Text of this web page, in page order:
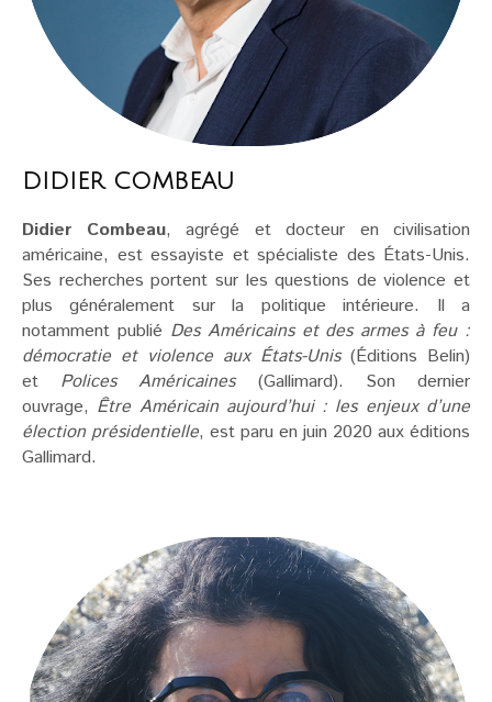
DIDIER COMBEAU
Didier Combeau, agrégé et docteur en civilisation
américaine, est essayiste et spécialiste des États-Unis.
Ses recherches portent sur les questions de violence et
plus généralement sur la politique intérieure. Il a
notamment publié Des Américains et des armes à feu :
démocratie et violence aux États-Unis (Éditions Belin)
et Polices Américaines(Gallimard). Son dernier
ouvrage, Être Américain aujourd’hui : les enjeux d’une
élection présidentielle, est paru en juin 2020 aux éditions
Gallimard.